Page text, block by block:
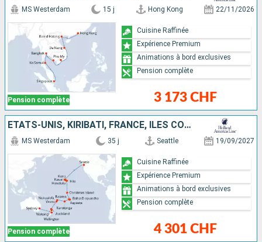
Pension complète
MS Westerdam 15 j Hong Kong 22/11/2026
3 173 CHF
Cuisine Raffinée
Expérience Premium
Animations à bord exclusives
Pension complète
ÉTATS-UNIS, KIRIBATI, FRANCE, ÎLES COOK, TONGA, NOUVELLE-ZÉLANDE, AUSTRALIE
Pension complète
MS Westerdam 35 j Seattle 19/09/2027
4 301 CHF
Cuisine Raffinée
Expérience Premium
Animations à bord exclusives
Pension complète